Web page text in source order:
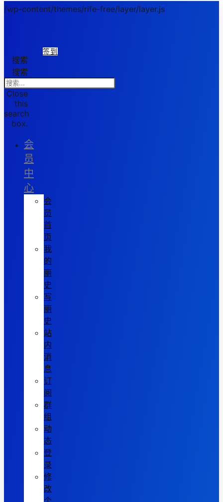
/wp-content/themes/rife-free/layer/layer.js
签到
搜索
搜索
Close
this
search
box.
会
员
中
心
会
员
首
页
我
的
丽
史
写
丽
史
站
内
消
息
订
阅
群
组
动
态
登
录
修
改